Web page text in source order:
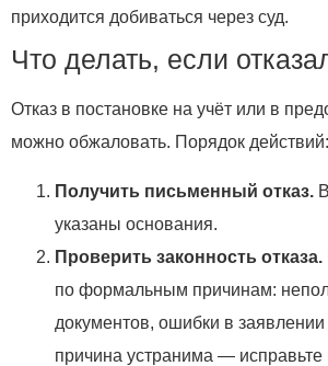
приходится добиваться через суд.
Что делать, если
Отказ в постановке на учёт или в
можно обжаловать. Порядок действий:
Получить письменный отказ.
указаны основания.
Проверить законность отказа.
по формальным причинам:
документов, ошибки в заявлении
причина устранима — исправьте